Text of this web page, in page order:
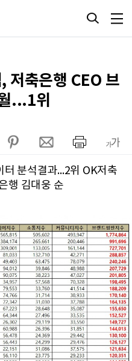
저축은행 CEO 브
...1위
분석결과...2위 OK저축
행 김대웅 순